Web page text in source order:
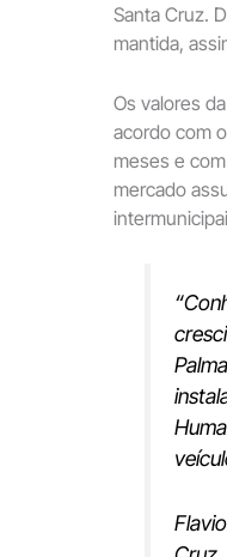
Santa Cruz.
mantida,
Os valores
acordo com
meses e
mercado